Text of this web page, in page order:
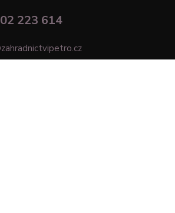
223 614